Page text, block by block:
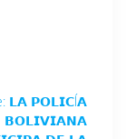
𝗟𝗔 𝗣𝗢𝗟𝗜𝗖Í𝗔
𝗕𝗢𝗟𝗜𝗩𝗜𝗔𝗡𝗔